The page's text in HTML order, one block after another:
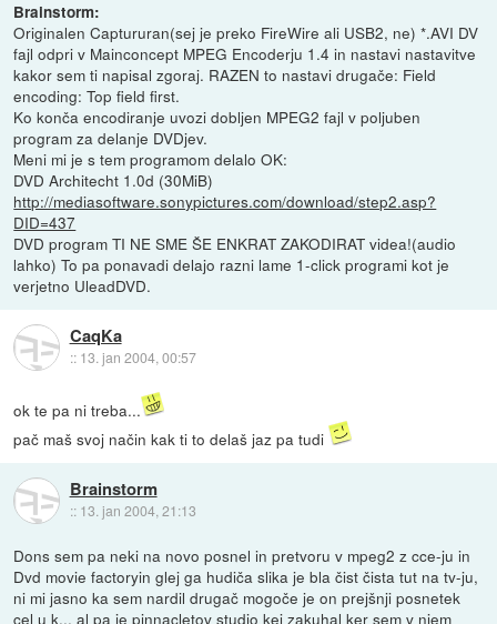
Brainstorm:
Originalen Captururan(sej je preko FireWire ali USB2, ne) *.AVI DV
fajl odpri v Mainconcept MPEG Encoderju 1.4 in nastavi nastavitve
kakor sem ti napisal zgoraj. RAZEN to nastavi drugače: Field
encoding: Top field first.
Ko konča encodiranje uvozi dobljen MPEG2 fajl v poljuben
program za delanje DVDjev.
Meni mi je s tem programom delalo OK:
DVD Architecht 1.0d (30MiB)
http://mediasoftware.sonypictures.com/download/step2.asp?
DID=437
DVD program TI NE SME ŠE ENKRAT ZAKODIRAT videa!(audio
lahko) To pa ponavadi delajo razni lame 1-click programi kot je
verjetno UleadDVD.
CaqKa
:: 13. jan 2004, 00:57
ok te pa ni treba...
pač maš svoj način kak ti to delaš jaz pa tudi
Brainstorm
:: 13. jan 2004, 21:13
Dons sem pa neki na novo posnel in pretvoru v mpeg2 z cce-ju in
Dvd movie factoryin glej ga hudiča slika je bla čist čista tut na tv-ju,
ni mi jasno ka sem nardil drugač mogoče je on prejšnji posnetek
cel u k... al pa je pinnacletov studio kej zakuhal ker sem v njem